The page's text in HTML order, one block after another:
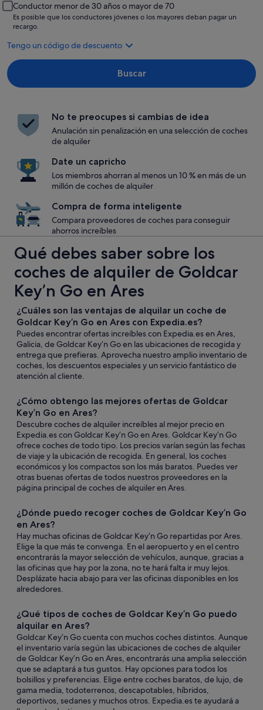
Conductor menor de 30 años o mayor de 70
Es posible que los conductores jóvenes o los mayores deban pagar un
recargo.
Tengo un código de descuento
Buscar
No te preocupes si cambias de idea
Anulación sin penalización en una selección de coches
de alquiler
Date un capricho
Los miembros ahorran al menos un 10 % en más de un
millón de coches de alquiler
Compra de forma inteligente
Compara proveedores de coches para conseguir
ahorros increíbles
Qué debes saber sobre los
coches de alquiler de Goldcar
Key’n Go en Ares
¿Cuáles son las ventajas de alquilar un coche de
Goldcar Key’n Go en Ares con Expedia.es?
Puedes encontrar ofertas increíbles con Expedia.es en Ares,
Galicia, de Goldcar Key’n Go en las ubicaciones de recogida y
entrega que prefieras. Aprovecha nuestro amplio inventario de
coches, los descuentos especiales y un servicio fantástico de
atención al cliente.
¿Cómo obtengo las mejores ofertas de Goldcar
Key’n Go en Ares?
Descubre coches de alquiler increíbles al mejor precio en
Expedia.es con Goldcar Key’n Go en Ares. Goldcar Key’n Go
ofrece coches de todo tipo. Los precios varían según las fechas
de viaje y la ubicación de recogida. En general, los coches
económicos y los compactos son los más baratos. Puedes ver
otras buenas ofertas de todos nuestros proveedores en la
página principal de coches de alquiler en Ares.
¿Dónde puedo recoger coches de Goldcar Key’n Go
en Ares?
Hay muchas oficinas de Goldcar Key’n Go repartidas por Ares.
Elige la que más te convenga. En el aeropuerto y en el centro
encontrarás la mayor selección de vehículos, aunque, gracias a
las oficinas que hay por la zona, no te hará falta ir muy lejos.
Desplázate hacia abajo para ver las oficinas disponibles en los
alrededores.
¿Qué tipos de coches de Goldcar Key’n Go puedo
alquilar en Ares?
Goldcar Key’n Go cuenta con muchos coches distintos. Aunque
el inventario varía según las ubicaciones de coches de alquiler
de Goldcar Key’n Go en Ares, encontrarás una amplia selección
que se adaptará a tus gustos. Hay opciones para todos los
bolsillos y preferencias. Elige entre coches baratos, de lujo, de
gama media, todoterrenos, descapotables, híbridos,
deportivos, sedanes y muchos otros. Expedia.es te ayudará a